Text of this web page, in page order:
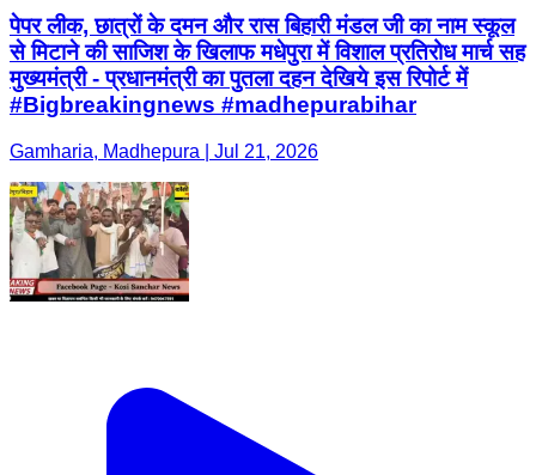
पेपर लीक, छात्रों के दमन और रास बिहारी मंडल जी का नाम स्कूल
से मिटाने की साजिश के खिलाफ मधेपुरा में विशाल प्रतिरोध मार्च सह
मुख्यमंत्री - प्रधानमंत्री का पुतला दहन देखिये इस रिपोर्ट में
#Bigbreakingnews #madhepurabihar
Gamharia, Madhepura | Jul 21, 2026